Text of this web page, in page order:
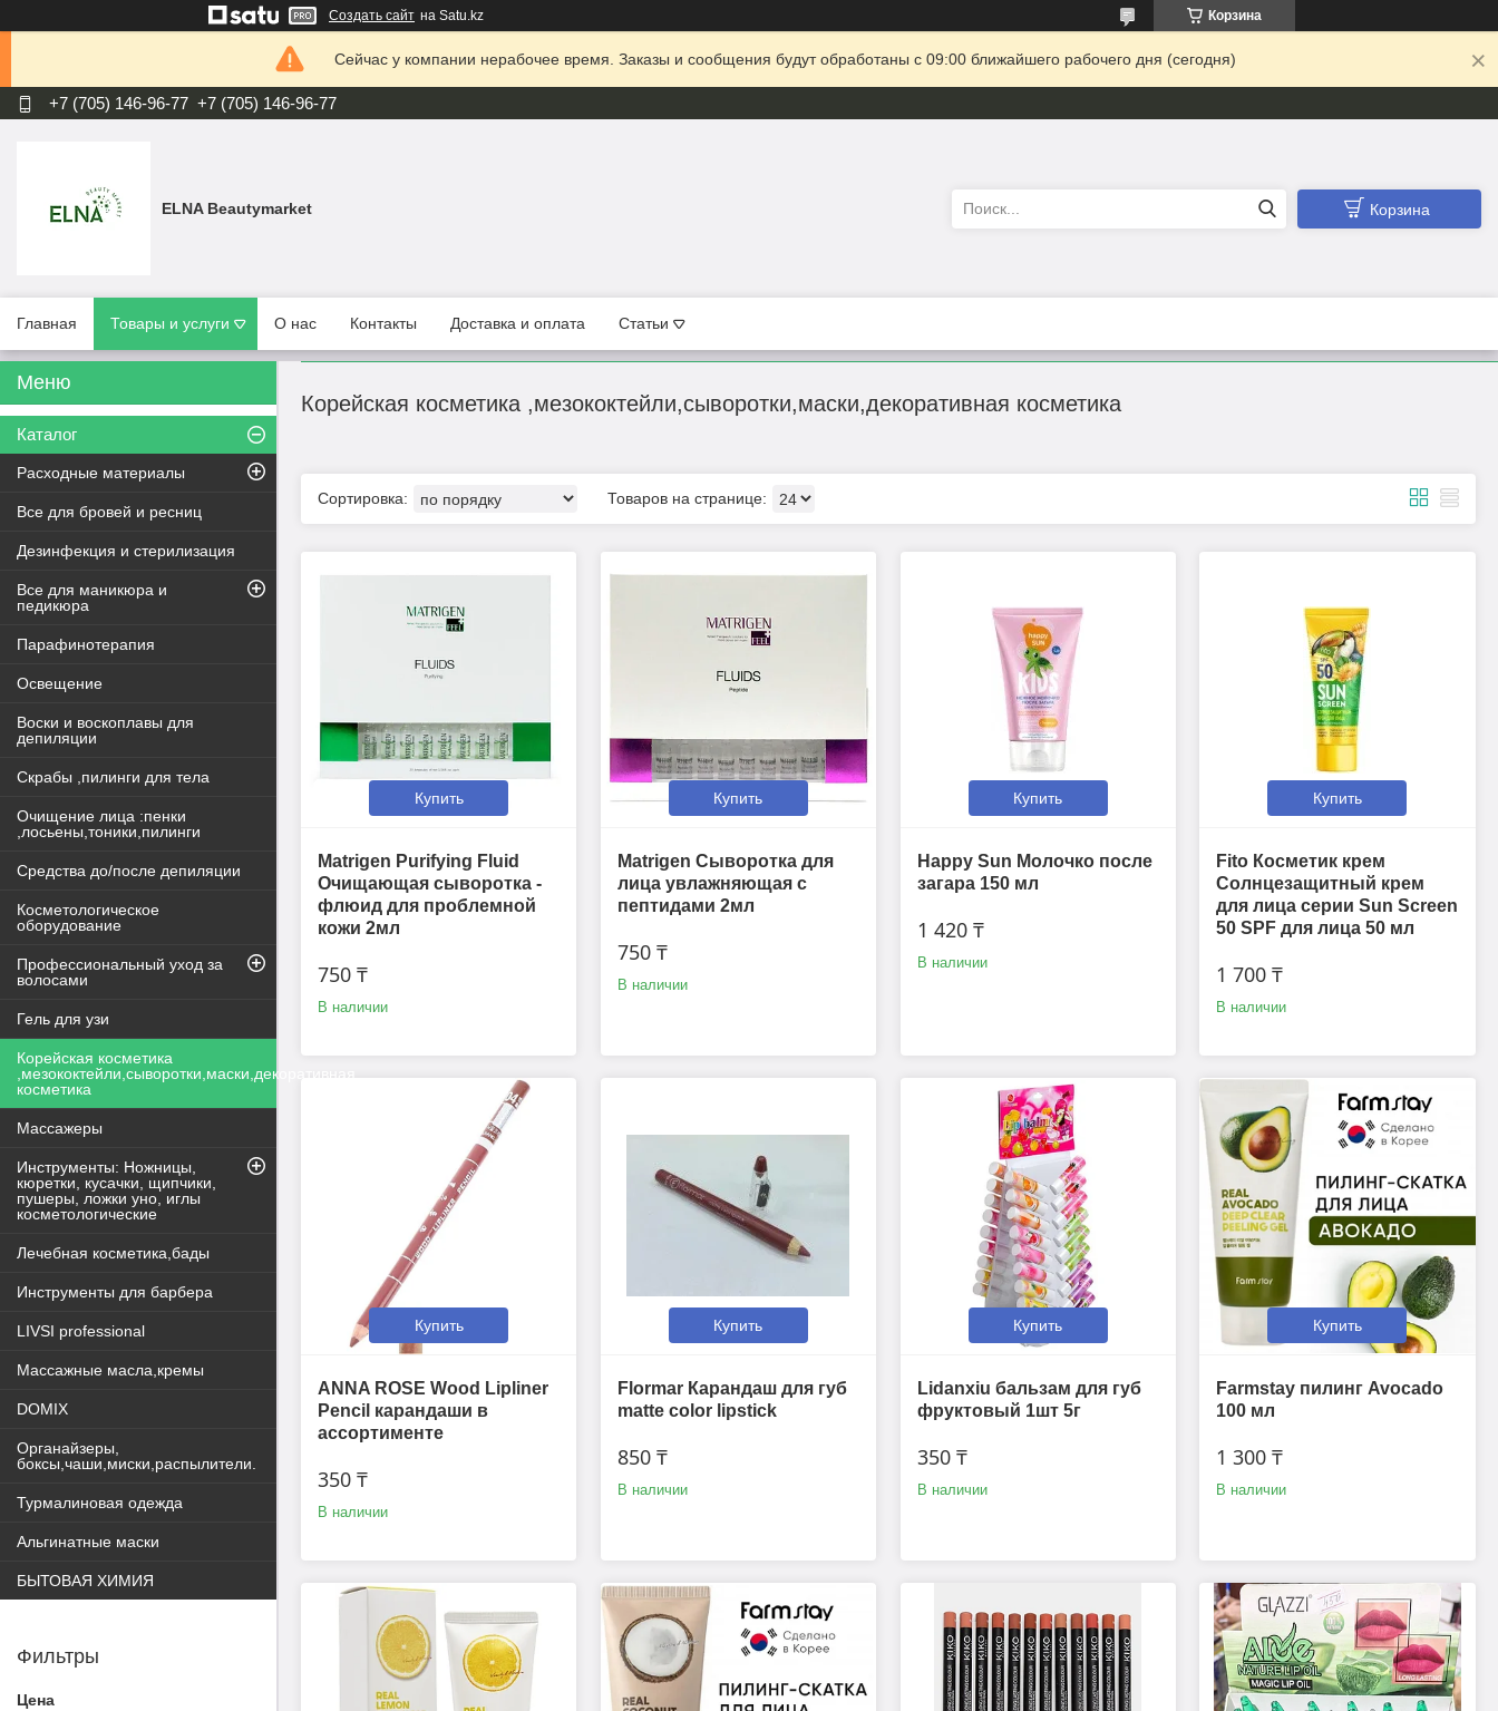
Создать сайт на Satu.kz Корзина
Сейчас у компании нерабочее время. Заказы и сообщения будут обработаны с 09:00 ближайшего рабочего дня (сегодня)
+7 (705) 146-96-77 +7 (705) 146-96-77
ELNA Beautymarket Корзина
Главная Товары и услуги О нас Контакты Доставка и оплата Статьи
Корейская косметика ,мезококтейли,сыворотки,маски,декоративная косметика
Купить
Matrigen Purifying Fluid
Очищающая сыворотка -
флюид для проблемной
кожи 2мл
750 ₸
В наличии
Купить
Matrigen Сыворотка для
лица увлажняющая с
пептидами 2мл
750 ₸
В наличии
Купить
Happy Sun Молочко после
загара 150 мл
1 420 ₸
В наличии
Купить
Fito Косметик крем
Солнцезащитный крем
для лица серии Sun Screen
50 SPF для лица 50 мл
1 700 ₸
В наличии
Купить
ANNA ROSE Wood Lipliner
Pencil карандаши в
ассортименте
350 ₸
В наличии
Купить
Flormar Карандаш для губ
matte color lipstick
850 ₸
В наличии
Купить
Lidanxiu бальзам для губ
фруктовый 1шт 5г
350 ₸
В наличии
Купить
Farmstay пилинг Avocado
100 мл
1 300 ₸
В наличии
Каталог
Расходные материалы
Все для бровей и ресниц
Дезинфекция и стерилизация
Все для маникюра и
педикюра
Парафинотерапия
Освещение
Воски и воскоплавы для
депиляции
Скрабы ,пилинги для тела
Очищение лица :пенки
,лосьены,тоники,пилинги
Средства до/после депиляции
Косметологическое
оборудование
Профессиональный уход за
волосами
Гель для узи
Корейская косметика
,мезококтейли,сыворотки,маски,декоративная
косметика
Массажеры
Инструменты: Ножницы,
кюретки, кусачки, щипчики,
пушеры, ложки уно, иглы
косметологические
Лечебная косметика,бады
Инструменты для барбера
LIVSI professional
Массажные масла,кремы
DOMIX
Органайзеры,
боксы,чаши,миски,распылители.
Турмалиновая одежда
Альгинатные маски
БЫТОВАЯ ХИМИЯ
Фильтры
Цена